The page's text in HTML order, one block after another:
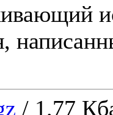
/ 1.77